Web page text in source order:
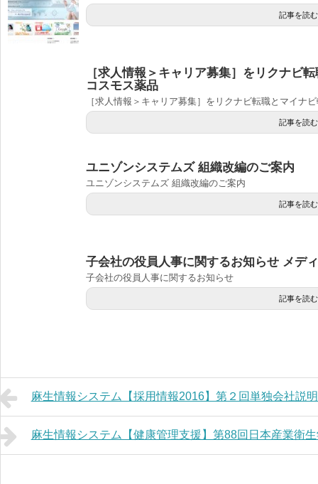
記事を読む
［求人情報＞キャリア募集］をリクナ
コスモス薬品
［求人情報＞キャリア募集］をリクナビ転職とマイ
記事を読む
ユニゾンシステムズ 組織改編のご案内
ユニゾンシステムズ 組織改編のご案内
記事を読む
子会社の役員人事に関するお知らせ メデ
子会社の役員人事に関するお知らせ
記事を読む
麻生情報システム【採用情報2016】第２回単独会社説
麻生情報システム【健康管理支援】第88回日本産業衛